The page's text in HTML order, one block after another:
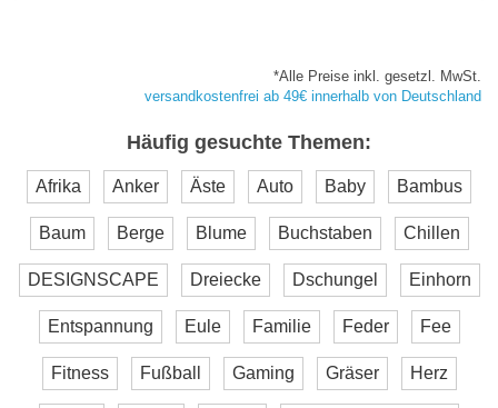
*Alle Preise inkl. gesetzl. MwSt.
versandkostenfrei ab 49€ innerhalb von Deutschland
Häufig gesuchte Themen:
Afrika Anker Äste Auto Baby Bambus
Baum Berge Blume Buchstaben Chillen
DESIGNSCAPE Dreiecke Dschungel Einhorn
Entspannung Eule Familie Feder Fee
Fitness Fußball Gaming Gräser Herz